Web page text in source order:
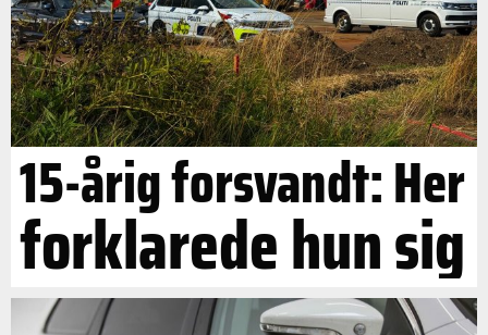
15-årig forsvandt: Her
forklarede hun sig